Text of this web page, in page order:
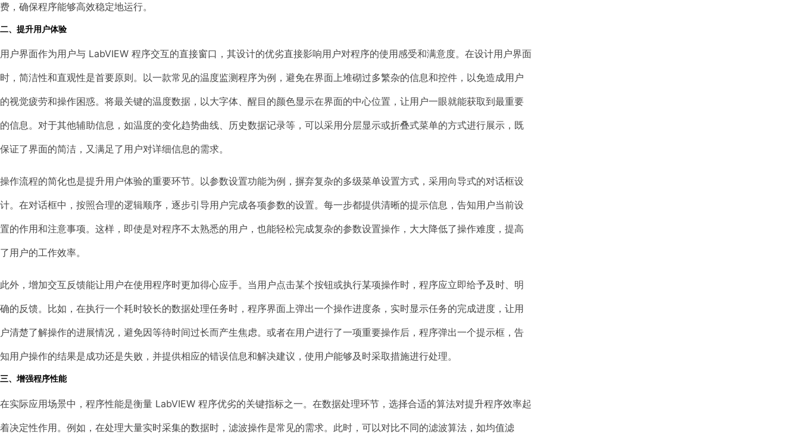
费，确保程序能够高效稳定地运行。
二、提升用户体验
用户界面作为用户与 LabVIEW 程序交互的直接窗口，其设计的优劣直接影响用户对程序的使用感受和满意度。在设计用户界面
时，简洁性和直观性是首要原则。以一款常见的温度监测程序为例，避免在界面上堆砌过多繁杂的信息和控件，以免造成用户
的视觉疲劳和操作困惑。将最关键的温度数据，以大字体、醒目的颜色显示在界面的中心位置，让用户一眼就能获取到最重要
的信息。对于其他辅助信息，如温度的变化趋势曲线、历史数据记录等，可以采用分层显示或折叠式菜单的方式进行展示，既
保证了界面的简洁，又满足了用户对详细信息的需求。
操作流程的简化也是提升用户体验的重要环节。以参数设置功能为例，摒弃复杂的多级菜单设置方式，采用向导式的对话框设
计。在对话框中，按照合理的逻辑顺序，逐步引导用户完成各项参数的设置。每一步都提供清晰的提示信息，告知用户当前设
置的作用和注意事项。这样，即使是对程序不太熟悉的用户，也能轻松完成复杂的参数设置操作，大大降低了操作难度，提高
了用户的工作效率。
此外，增加交互反馈能让用户在使用程序时更加得心应手。当用户点击某个按钮或执行某项操作时，程序应立即给予及时、明
确的反馈。比如，在执行一个耗时较长的数据处理任务时，程序界面上弹出一个操作进度条，实时显示任务的完成进度，让用
户清楚了解操作的进展情况，避免因等待时间过长而产生焦虑。或者在用户进行了一项重要操作后，程序弹出一个提示框，告
知用户操作的结果是成功还是失败，并提供相应的错误信息和解决建议，使用户能够及时采取措施进行处理。
三、增强程序性能
在实际应用场景中，程序性能是衡量 LabVIEW 程序优劣的关键指标之一。在数据处理环节，选择合适的算法对提升程序效率起
着决定性作用。例如，在处理大量实时采集的数据时，滤波操作是常见的需求。此时，可以对比不同的滤波算法，如均值滤